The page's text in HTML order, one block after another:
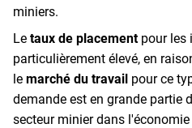
miniers.
Le taux de placementpour les
particulièrement élevé, en
le marché du travail pour ce
demande est en grande partie
secteur minier dans